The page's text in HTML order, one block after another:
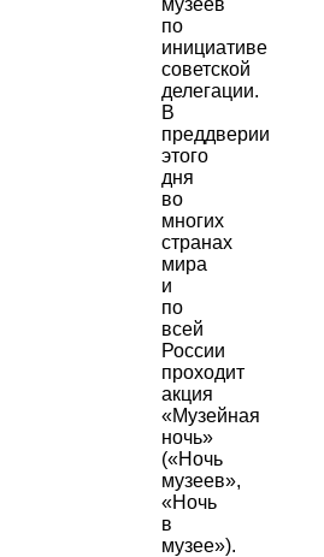
по
инициативе
советской
делегации.
В
преддверии
этого
дня
во
многих
странах
мира
и
по
всей
России
проходит
акция
«Музейная
ночь»
(«Ночь
музеев»,
«Ночь
в
музее»).